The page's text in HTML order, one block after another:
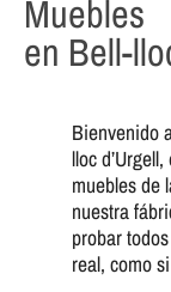
Muebles
en Bell-
Bienvenido
lloc
muebles de
nuestra
probar
real, como